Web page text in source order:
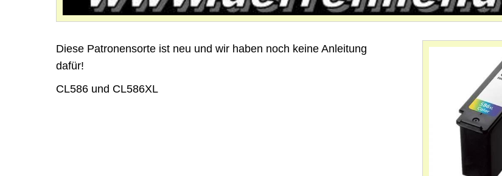
Diese Patronensorte ist neu und wir haben noch keine Anleitung
dafür!
CL586 und CL586XL